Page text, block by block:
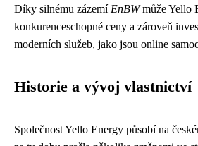
Díky silnému zázemí EnBWmůže Yello
konkurenceschopné ceny a zároveň
moderních služeb, jako jsou online
Historie a vývoj vlastnictví
Společnost Yello Energy působí na